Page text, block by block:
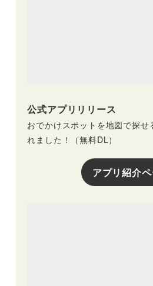
公式アプリリリース
おでかけスポットを地図で探せ
れました！（無料DL）
アプリ紹介